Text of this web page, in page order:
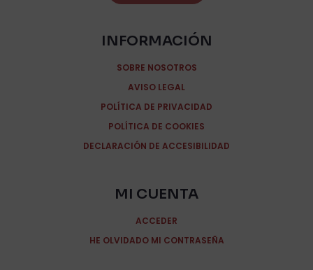
INFORMACIÓN
SOBRE NOSOTROS
AVISO LEGAL
POLÍTICA DE PRIVACIDAD
POLÍTICA DE COOKIES
DECLARACIÓN DE ACCESIBILIDAD
MI CUENTA
ACCEDER
HE OLVIDADO MI CONTRASEÑA